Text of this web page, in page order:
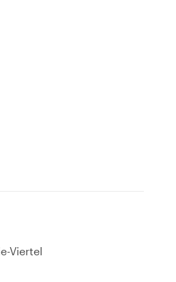
Viertel